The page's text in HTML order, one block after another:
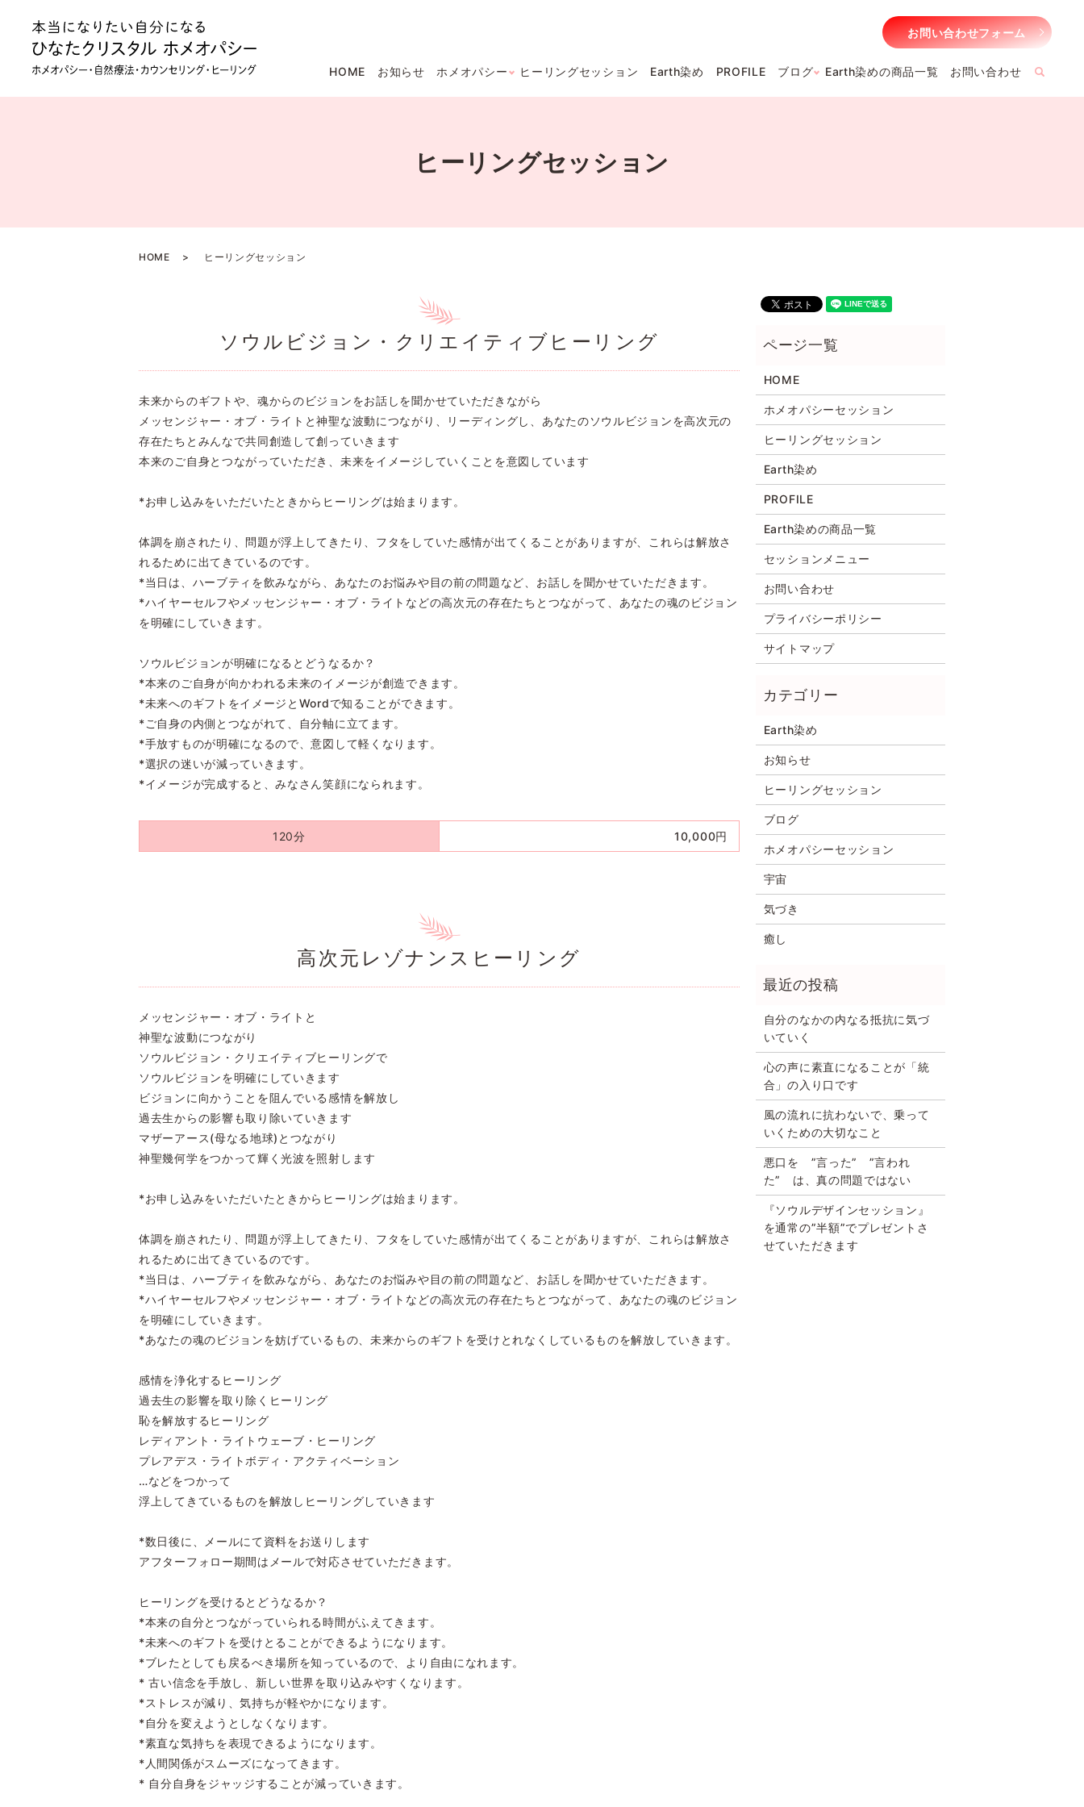
HOME お知らせ ホメオパシー ヒーリングセッション Earth染め PROFILE ブログ Earth染めの商品一覧 お問い合わせ
お問い合わせフォーム
ヒーリングセッション
HOME ヒーリングセッション
ソウルビジョン・クリエイティブヒーリング
未来からのギフトや、魂からのビジョンをお話しを聞かせていただきながら
メッセンジャー・オブ・ライトと神聖な波動につながり、リーディングし、あなたのソウルビジョンを高次元の
存在たちとみんなで共同創造して創っていきます
本来のご自身とつながっていただき、未来をイメージしていくことを意図しています
*お申し込みをいただいたときからヒーリングは始まります。
体調を崩されたり、問題が浮上してきたり、フタをしていた感情が出てくることがありますが、これらは解放さ
れるために出てきているのです。
*当日は、ハーブティを飲みながら、あなたのお悩みや目の前の問題など、お話しを聞かせていただきます。
*ハイヤーセルフやメッセンジャー・オブ・ライトなどの高次元の存在たちとつながって、あなたの魂のビジョン
を明確にしていきます。
ソウルビジョンが明確になるとどうなるか？
*本来のご自身が向かわれる未来のイメージが創造できます。
*未来へのギフトをイメージとWordで知ることができます。
*ご自身の内側とつながれて、自分軸に立てます。
*手放すものが明確になるので、意図して軽くなります。
*選択の迷いが減っていきます。
*イメージが完成すると、みなさん笑顔になられます。
120分 10,000円
高次元レゾナンスヒーリング
メッセンジャー・オブ・ライトと
神聖な波動につながり
ソウルビジョン・クリエイティブヒーリングで
ソウルビジョンを明確にしていきます
ビジョンに向かうことを阻んでいる感情を解放し
過去生からの影響も取り除いていきます
マザーアース(母なる地球)とつながり
神聖幾何学をつかって輝く光波を照射します
*お申し込みをいただいたときからヒーリングは始まります。
体調を崩されたり、問題が浮上してきたり、フタをしていた感情が出てくることがありますが、これらは解放さ
れるために出てきているのです。
*当日は、ハーブティを飲みながら、あなたのお悩みや目の前の問題など、お話しを聞かせていただきます。
*ハイヤーセルフやメッセンジャー・オブ・ライトなどの高次元の存在たちとつながって、あなたの魂のビジョン
を明確にしていきます。
*あなたの魂のビジョンを妨げているもの、未来からのギフトを受けとれなくしているものを解放していきます。
感情を浄化するヒーリング
過去生の影響を取り除くヒーリング
恥を解放するヒーリング
レディアント・ライトウェーブ・ヒーリング
プレアデス・ライトボディ・アクティベーション
…などをつかって
浮上してきているものを解放しヒーリングしていきます
*数日後に、メールにて資料をお送りします
アフターフォロー期間はメールで対応させていただきます。
ヒーリングを受けるとどうなるか？
*本来の自分とつながっていられる時間がふえてきます。
*未来へのギフトを受けとることができるようになります。
*ブレたとしても戻るべき場所を知っているので、より自由になれます。
* 古い信念を手放し、新しい世界を取り込みやすくなります。
*ストレスが減り、気持ちが軽やかになります。
*自分を変えようとしなくなります。
*素直な気持ちを表現できるようになります。
*人間関係がスムーズになってきます。
* 自分自身をジャッジすることが減っていきます。
HOME
ホメオパシーセッション
ヒーリングセッション
Earth染め
PROFILE
Earth染めの商品一覧
セッションメニュー
お問い合わせ
プライバシーポリシー
サイトマップ
Earth染め
お知らせ
ヒーリングセッション
ブログ
ホメオパシーセッション
宇宙
気づき
癒し
自分のなかの内なる抵抗に気づ
いていく
心の声に素直になることが「統
合」の入り口です
風の流れに抗わないで、乗って
いくための大切なこと
悪口を ”言った” ”言われ
た” は、真の問題ではない
『ソウルデザインセッション』
を通常の”半額”でプレゼントさ
せていただきます